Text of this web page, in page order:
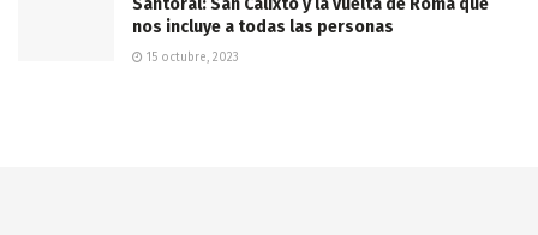
Santoral: San Calixto y la vuelta de Roma que
nos incluye a todas las personas
15 octubre, 2023